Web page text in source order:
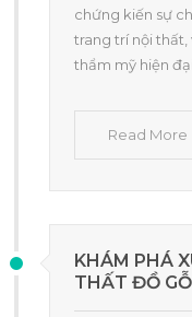
chứng kiến sự
trang trí nội thất,
thẩm mỹ hiện
Read More
KHÁM PHÁ
THẤT ĐỒ